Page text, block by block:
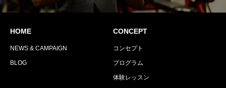
HOME
NEWS & CAMPAIGN
BLOG
CONCEPT
コンセプト
プログラム
体験レッスン